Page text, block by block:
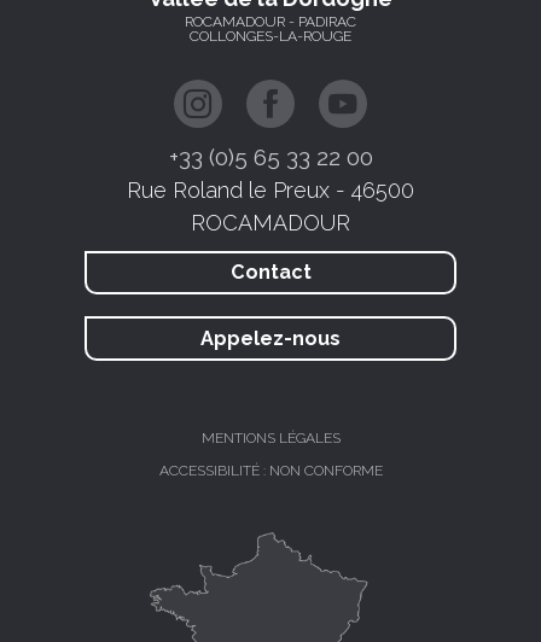
ROCAMADOUR - PADIRAC
COLLONGES-LA-ROUGE
+33 (0)5 65 33 22 00
Rue Roland le Preux - 46500
ROCAMADOUR
Contact
Appelez-nous
MENTIONS LÉGALES
ACCESSIBILITÉ : NON CONFORME